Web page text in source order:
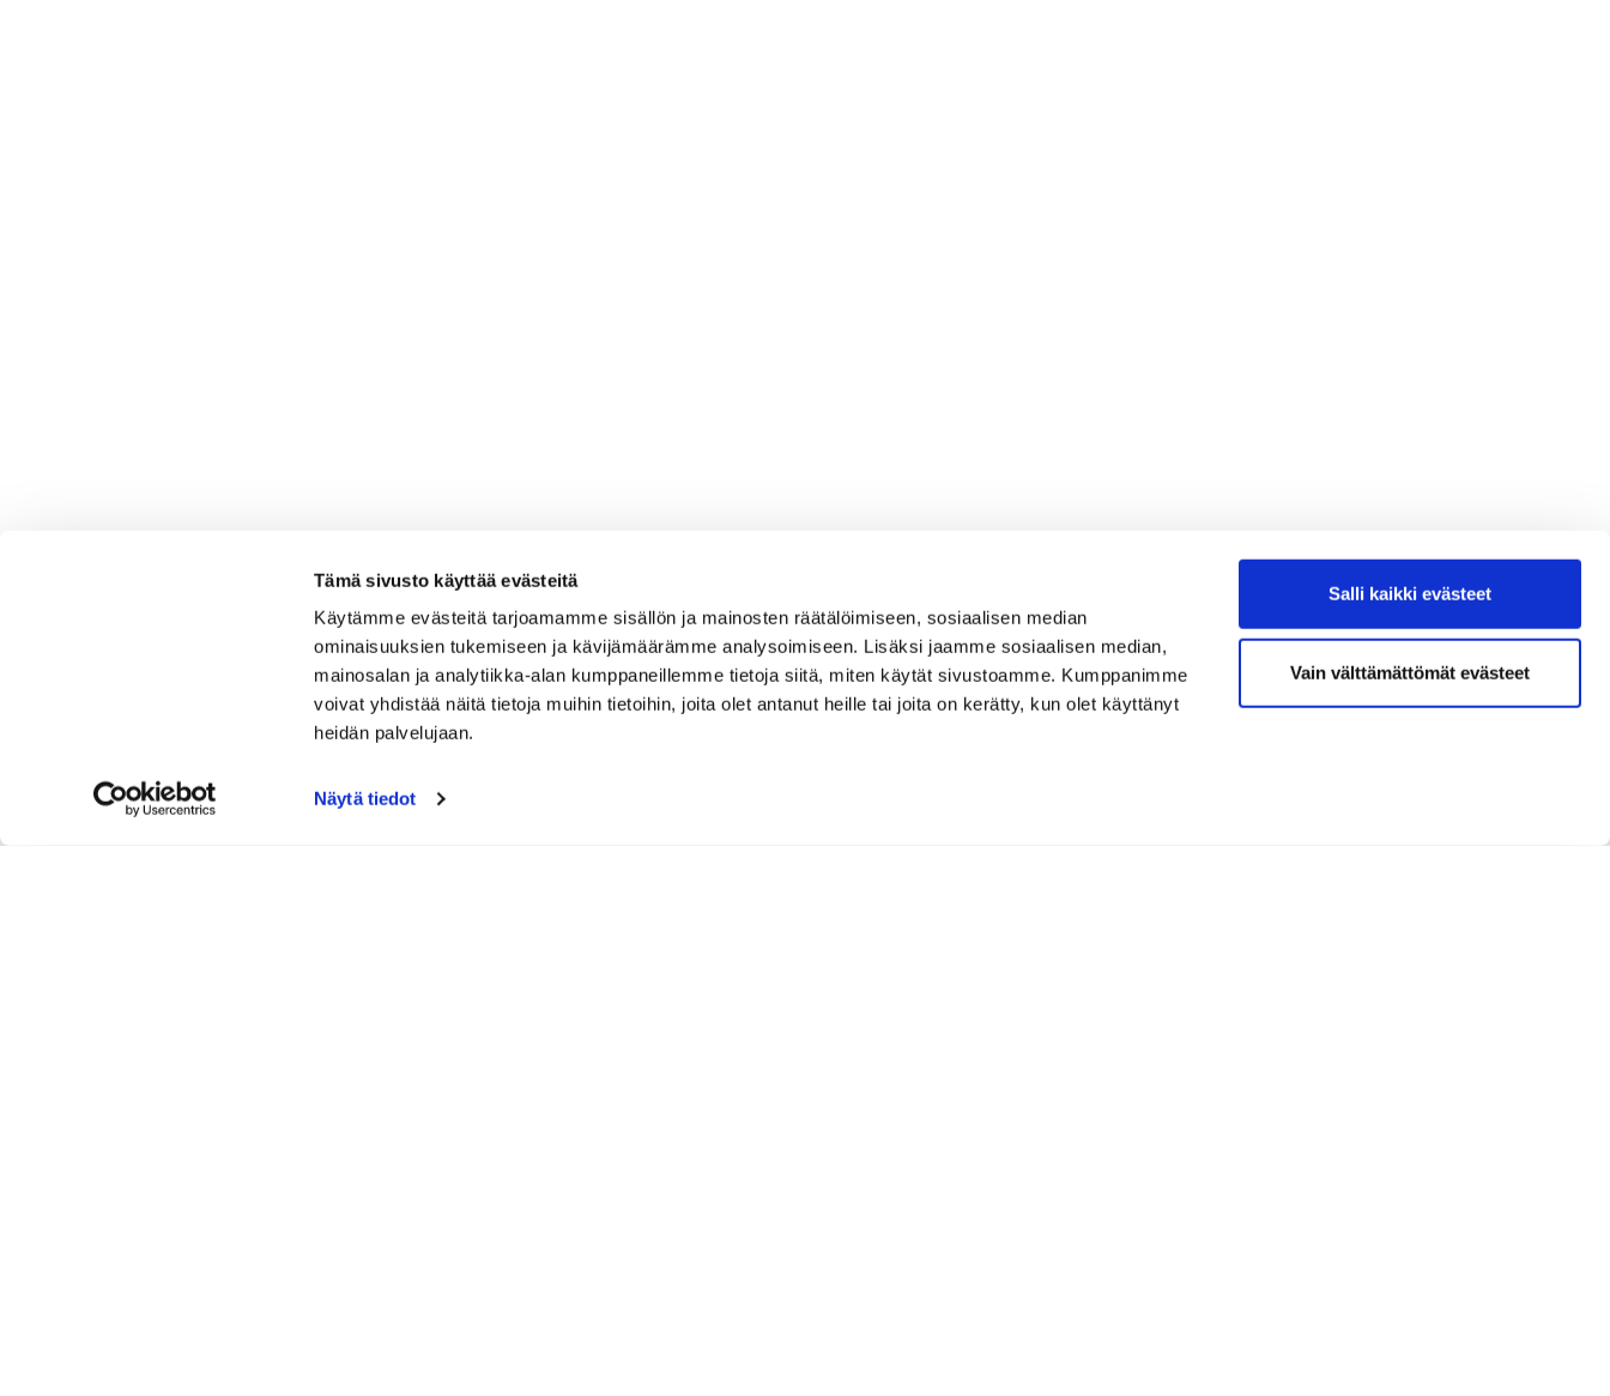
Tämä sivusto käyttää evästeitä
Käytämme evästeitä tarjoamamme sisällön ja mainosten räätälöimiseen, sosiaalisen median
ominaisuuksien tukemiseen ja kävijämäärämme analysoimiseen. Lisäksi jaamme sosiaalisen median,
mainosalan ja analytiikka-alan kumppaneillemme tietoja siitä, miten käytät sivustoamme. Kumppanimme
voivat yhdistää näitä tietoja muihin tietoihin, joita olet antanut heille tai joita on kerätty, kun olet käyttänyt
heidän palvelujaan.
Näytä tiedot
Salli kaikki evästeet
Vain välttämättömät evästeet